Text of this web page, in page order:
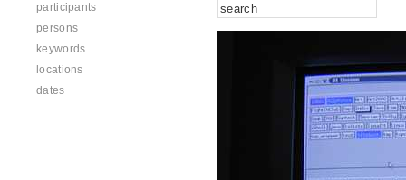
participants
persons
keywords
locations
dates